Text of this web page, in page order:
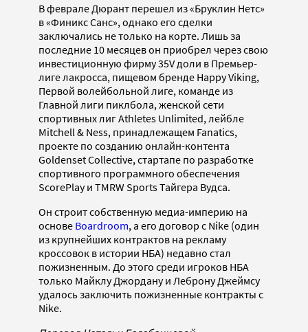
В феврале Дюрант перешел из «Бруклин Нетс»
в «Финикс Санс», однако его сделки
заключались не только на корте. Лишь за
последние 10 месяцев он приобрел через свою
инвестиционную фирму 35V доли в Премьер-
лиге лакросса, пищевом бренде Happy Viking,
Первой волейбольной лиге, команде из
Главной лиги пиклбола, женской сети
спортивных лиг Athletes Unlimited, лейбле
Mitchell & Ness, принадлежащем Fanatics,
проекте по созданию онлайн-контента
Goldenset Collective, стартапе по разработке
спортивного программного обеспечения
ScorePlay и TMRW Sports Тайгера Вудса.
Он строит собственную медиа-империю на
основе Boardroom, а его договор с Nike (один
из крупнейших контрактов на рекламу
кроссовок в истории НБА) недавно стал
пожизненным. До этого среди игроков НБА
только Майклу Джордану и Леброну Джеймсу
удалось заключить пожизненные контракты с
Nike.